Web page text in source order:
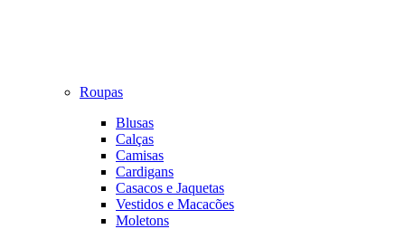
Roupas
Blusas
Calças
Camisas
Cardigans
Casacos e Jaquetas
Vestidos e Macacões
Moletons